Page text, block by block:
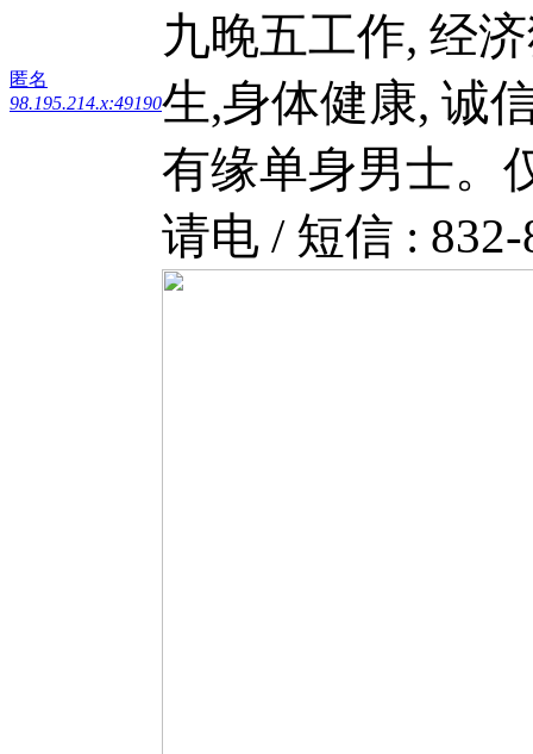
匿名
98.195.214.x:49190
九晚五工作, 经
生,身体健康, 诚
有缘单身男士。
请电 / 短信 : 832-